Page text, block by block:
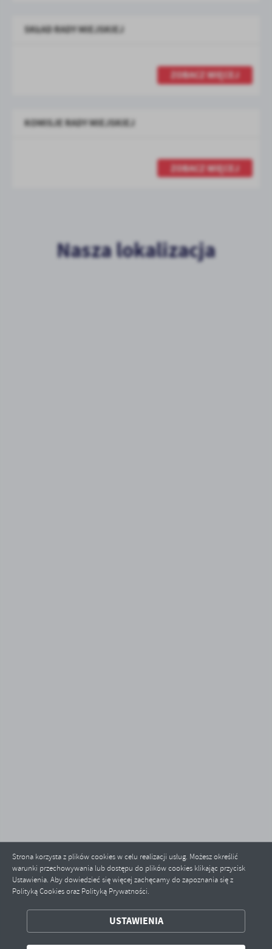
Strona korzysta z plików cookies w celu realizacji usług. Możesz określić
warunki przechowywania lub dostępu do plików cookies klikając przycisk
Ustawienia. Aby dowiedzieć się więcej zachęcamy do zapoznania się z
Polityką Cookies oraz Polityką Prywatności.
USTAWIENIA
ZAPISZ WYBRANE
SKŁAD RADY MIEJSKIEJ
ZOBACZ WIĘCEJ
KOMISJE RADY MIEJSKIEJ
ZOBACZ WIĘCEJ
Nasza lokalizacja